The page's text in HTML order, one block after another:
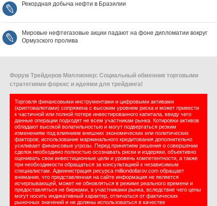
Рекордная добыча нефти в Бразилии
Мировые нефтегазовые акции падают на фоне дипломатии вокруг
Ормузского пролива
Форум Трейдеров Миллионер: Социальный обменник торговыми
стратегиями форекс и идеями для трейдинга!
Торговля финансовыми инструментами и цифровыми активами
(криптовалютами) сопряжена с высоким уровнем риска и может привести
к частичной или полной потере инвестированного капитала, ввиду чего
данные операции подходят не всем участникам рынка. Котировки активов
обладают высокой волатильностью и могут подвергаться резким
изменениям под влиянием внешних экономических или политических
факторов; использование маржинального кредитования дополнительно
усиливает финансовые угрозы. Перед принятием решения о совершении
сделок необходимо полностью осознавать риски и издержки, объективно
оценивать свои инвестиционные цели и уровень компетентности, а также
при необходимости обращаться за консультацией к независимым
специалистам. Администрация ресурса milliondollarov.com обращает
внимание, что представленная на сайте информация не является
исчерпывающей, может не обновляться в режиме реального времени и
предоставляться не биржами, а участниками рынка, вследствие чего цены
могут носить индикативный характер, отличаться от фактических
рыночных значений и не должны использоваться в качестве